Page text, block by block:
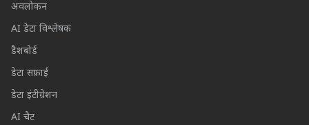
अवलोकन
AI डेटा विश्लेषक
डैशबोर्ड
डेटा सफ़ाई
डेटा इंटीग्रेशन
AI चैट